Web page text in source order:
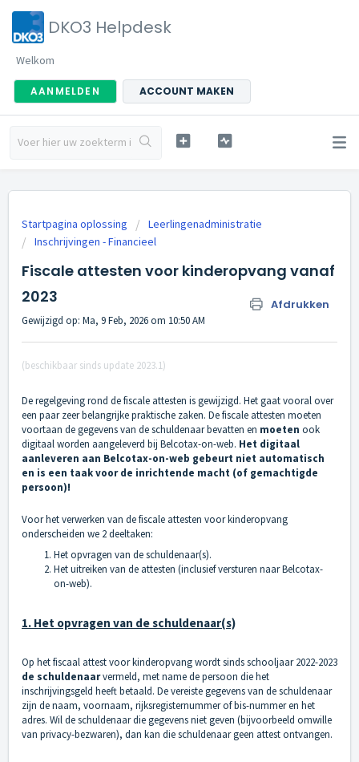
DKO3 Helpdesk
Welkom
AANMELDEN ACCOUNT MAKEN
Startpagina oplossing
Leerlingenadministratie
Inschrijvingen - Financieel
Fiscale attesten voor kinderopvang vanaf
2023
Afdrukken
Gewijzigd op: Ma, 9 Feb, 2026 om 10:50 AM
(beschikbaar sinds update 2023.1)
De regelgeving rond de fiscale attesten is gewijzigd. Het gaat vooral over
een paar zeer belangrijke praktische zaken. De fiscale attesten moeten
voortaan de gegevens van de schuldenaar bevatten en moeten ook
digitaal worden aangeleverd bij Belcotax-on-web. Het digitaal
aanleveren aan Belcotax-on-web gebeurt niet automatisch
en is een taak voor de inrichtende macht (of gemachtigde
persoon)!
Voor het verwerken van de fiscale attesten voor kinderopvang
onderscheiden we 2 deeltaken:
Het opvragen van de schuldenaar(s).
Het uitreiken van de attesten (inclusief versturen naarBelcotax-
on-web).
1. Het opvragen van de schuldenaar(s)
Op het fiscaal attest voor kinderopvang wordt sinds schooljaar 2022-2023
de schuldenaarvermeld, met name de persoon die het
inschrijvingsgeld heeft betaald. De vereiste gegevens van de schuldenaar
zijn de naam, voornaam, rijksregisternummer of bis-nummer en het
adres. Wil de schuldenaar die gegevens niet geven (bijvoorbeeld omwille
van privacy-bezwaren), dan kan die schuldenaar geen attest ontvangen.